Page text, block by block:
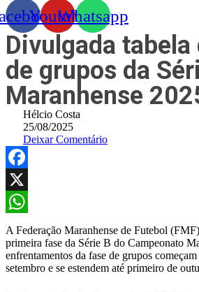
YoutubeWhatsapp
Divulgada tabela
de grupos da
Maranhense
Hélcio Costa
25/08/2025
Deixar Comentário
Facebook
X
WhatsApp
A Federação Maranhense de Futebol
primeira fase da Série B do Campeonato
enfrentamentos da fase de grupos
setembro e se estendem até primeiro de